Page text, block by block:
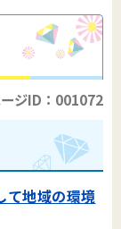
ジID：001072
て地域の環境